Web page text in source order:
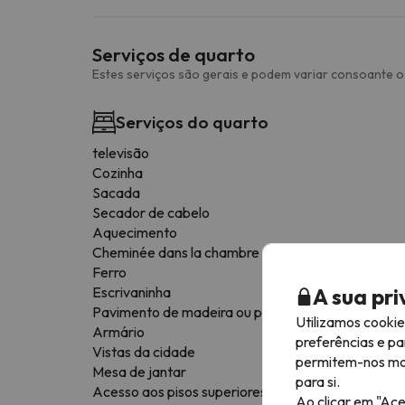
Serviços de quarto
Estes serviços são gerais e podem variar consoante
Serviços do quarto
televisão
Cozinha
Sacada
Secador de cabelo
Aquecimento
Cheminée dans la chambre
Ferro
Escrivaninha
Pavimento de madeira ou parquet
Armário
Vistas da cidade
Mesa de jantar
Acesso aos pisos superiores apenas por escadas
A sua
Utilizamos
preferências e
permitem-nos
para si.
Ao clicar em